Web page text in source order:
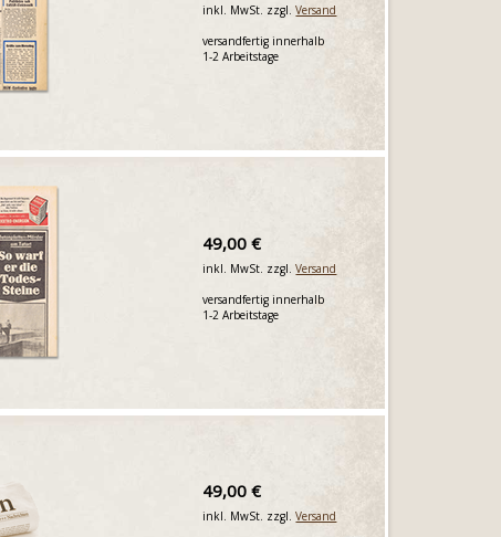
inkl. MwSt. zzgl.Versand
versandfertig innerhalb
1-2 Arbeitstage
49,00 €
inkl. MwSt. zzgl.Versand
versandfertig innerhalb
1-2 Arbeitstage
49,00 €
inkl. MwSt. zzgl.Versand